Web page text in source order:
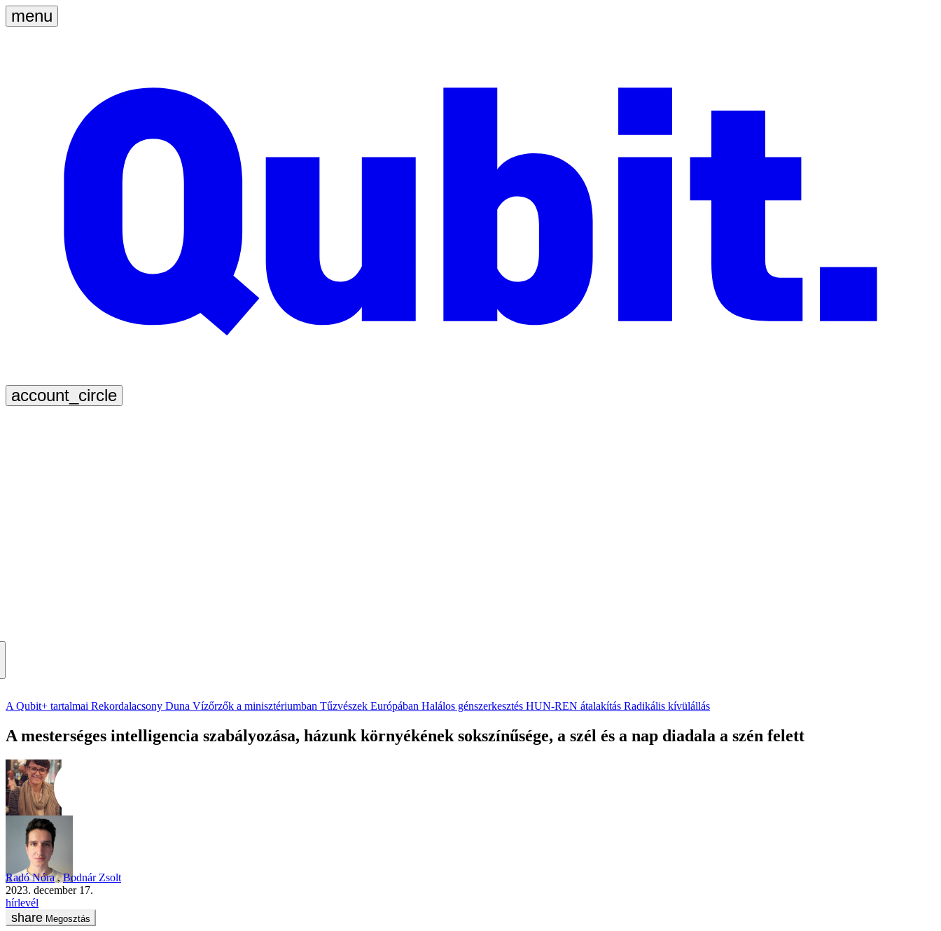
A Qubit+ tartalmai Rekordalacsony Duna Vízőrzők a minisztériumban Tűzvészek Európában Halálos génszerkesztés HUN-REN átalakítás Radikális kívülállás
A mesterséges intelligencia szabályozása, házunk környékének sokszínűsége, a szél és a nap diadala a szén felett
Radó Nóra ,Bodnár Zsolt
2023. december 17.
hírlevél
Megosztás